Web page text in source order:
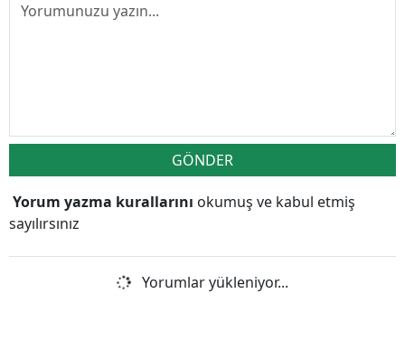
GÖNDER
Yorum yazma kurallarını okumuş ve kabul etmiş
sayılırsınız
Yorumlar yükleniyor...